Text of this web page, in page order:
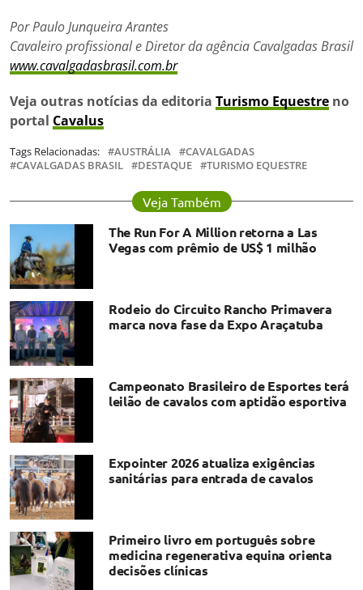
Por Paulo Junqueira Arantes
Cavaleiro profissional e Diretor da agência Cavalgadas Brasil
www.cavalgadasbrasil.com.br
Veja outras notícias da editoria Turismo Equestre no
portal Cavalus
Tags Relacionadas: AUSTRÁLIA
CAVALGADAS
CAVALGADAS BRASIL
DESTAQUE TURISMO EQUESTRE
Veja Também
The Run For A Million retorna a Las
Vegas com prêmio de US$ 1 milhão
Rodeio do Circuito Rancho Primavera
marca nova fase da Expo Araçatuba
Campeonato Brasileiro de Esportes terá
leilão de cavalos com aptidão esportiva
Expointer 2026 atualiza exigências
sanitárias para entrada de cavalos
Primeiro livro em português sobre
medicina regenerativa equina orienta
decisões clínicas